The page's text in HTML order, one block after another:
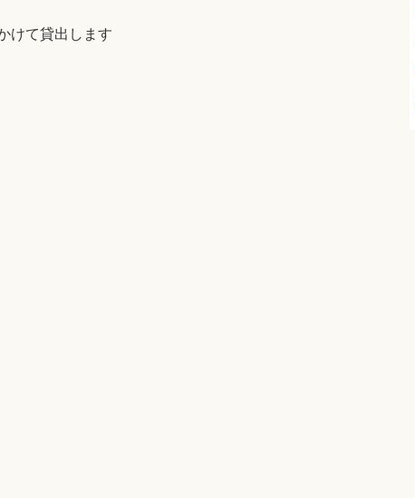
けて貸出します